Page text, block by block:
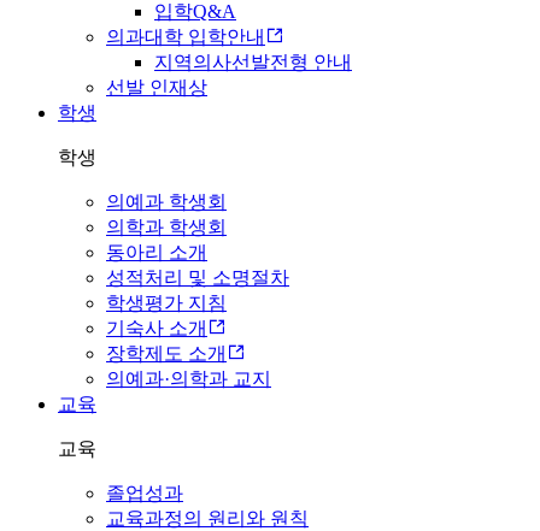
입학Q&A
의과대학 입학안내
지역의사선발전형 안내
선발 인재상
학생
학생
의예과 학생회
의학과 학생회
동아리 소개
성적처리 및 소명절차
학생평가 지침
기숙사 소개
장학제도 소개
의예과·의학과 교지
교육
교육
졸업성과
교육과정의 원리와 원칙